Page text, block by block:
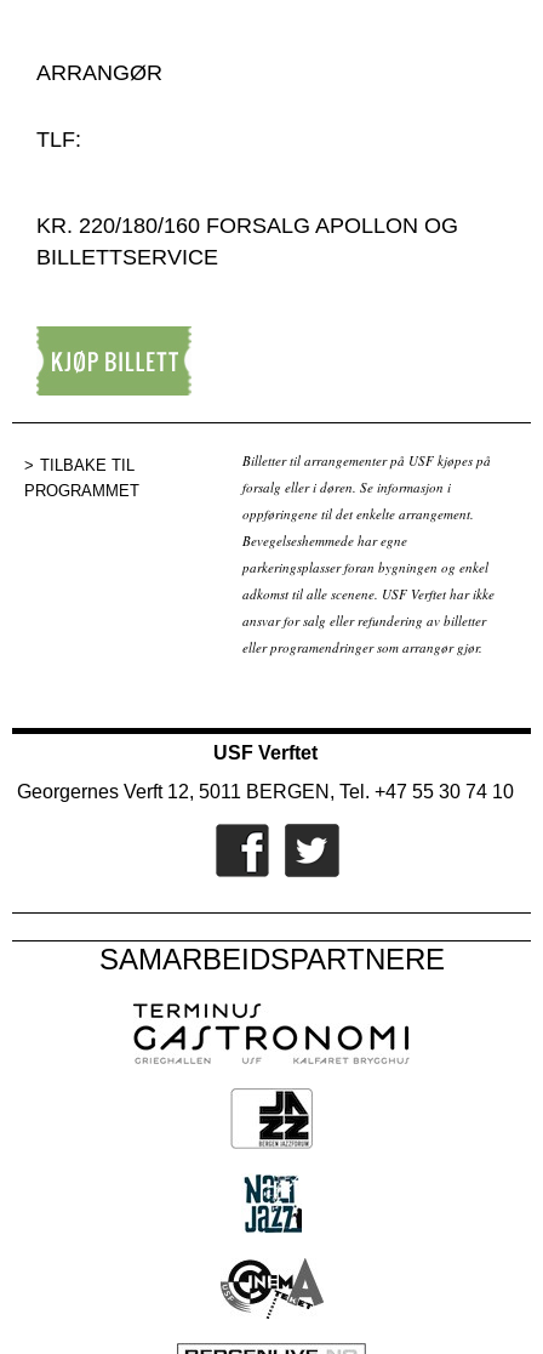
ARRANGØR
TLF:
KR. 220/180/160 FORSALG APOLLON OG
BILLETTSERVICE
TILBAKE TIL
PROGRAMMET
Billetter til arrangementer på USF kjøpes på
forsalg eller i døren. Se informasjon i
oppføringene til det enkelte arrangement.
Bevegelseshemmede har egne
parkeringsplasser foran bygningen og enkel
adkomst til alle scenene. USF Verftet har ikke
ansvar for salg eller refundering av billetter
eller programendringer som arrangør gjør.
USF Verftet
Georgernes Verft 12, 5011 BERGEN, Tel. +47 55 30 74 10
SAMARBEIDSPARTNERE